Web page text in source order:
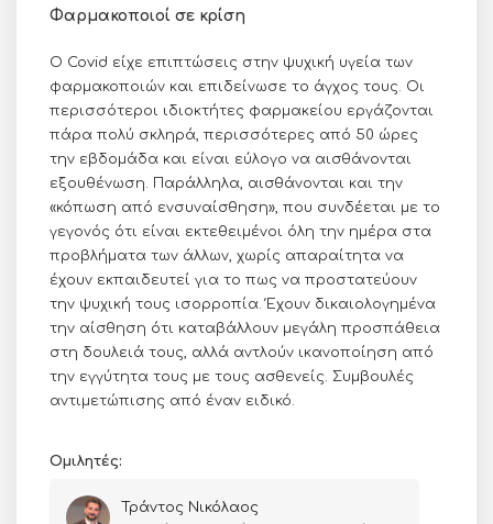
Φαρμακοποιοί σε κρίση
Ο Covid είχε επιπτώσεις στην ψυχική υγεία των
φαρμακοποιών και επιδείνωσε το άγχος τους. Οι
περισσότεροι ιδιοκτήτες φαρμακείου εργάζονται
πάρα πολύ σκληρά, περισσότερες από 50 ώρες
την εβδομάδα και είναι εύλογο να αισθάνονται
εξουθένωση. Παράλληλα, αισθάνονται και την
«κόπωση από ενσυναίσθηση», που συνδέεται με το
γεγονός ότι είναι εκτεθειμένοι όλη την ημέρα στα
προβλήματα των άλλων, χωρίς απαραίτητα να
έχουν εκπαιδευτεί για το πως να προστατεύουν
την ψυχική τους ισορροπία. Έχουν δικαιολογημένα
την αίσθηση ότι καταβάλλουν μεγάλη προσπάθεια
στη δουλειά τους, αλλά αντλούν ικανοποίηση από
την εγγύτητα τους με τους ασθενείς. Συμβουλές
αντιμετώπισης από έναν ειδικό.
Ομιλητές:
Τράντος Νικόλαος